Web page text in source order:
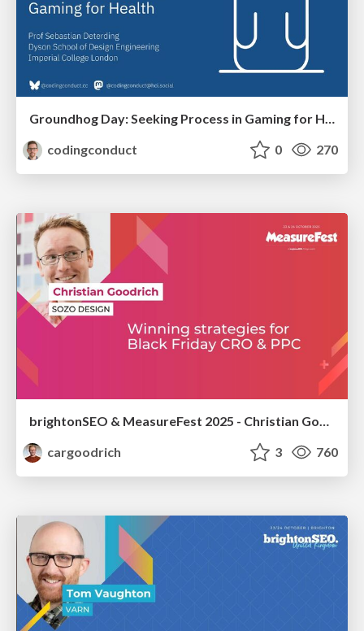
codingconduct
0 270
brightonSEO & MeasureFest 2025 - Christian Goodrich - Winning strategies for Black Friday CRO & PPC
cargoodrich
3 760